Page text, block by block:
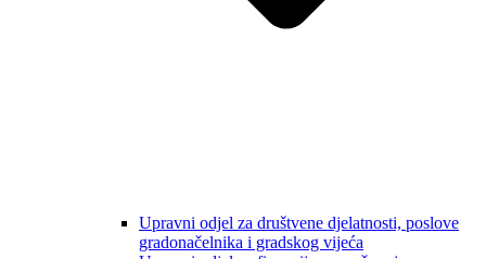
Upravni odjel za društvene djelatnosti, poslove
gradonačelnika i gradskog vijeća